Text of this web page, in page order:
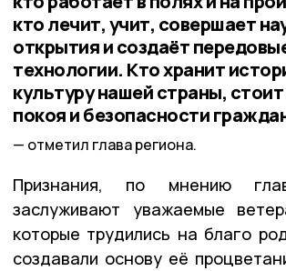
кто лечит, учит, совершает
открытия и создаёт
технологии. Кто хранит
культуру нашей страны,
покоя и безопасности
отметил глава региона.
Признания, по мнению
заслуживают уважаемые
которые трудились на благо
создавали основу её